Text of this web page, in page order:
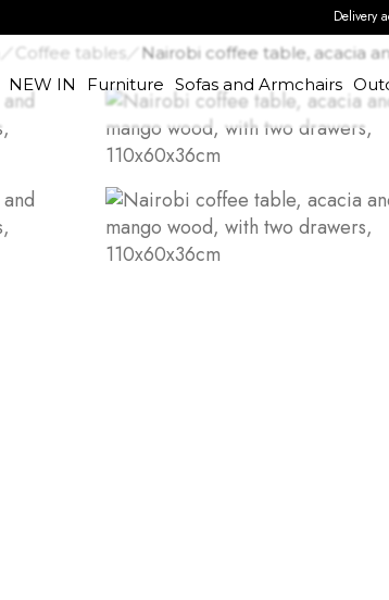
Delivery
NEW IN Furniture Sofas and Armchairs
Coffee tables Nairobi coffee table, acacia